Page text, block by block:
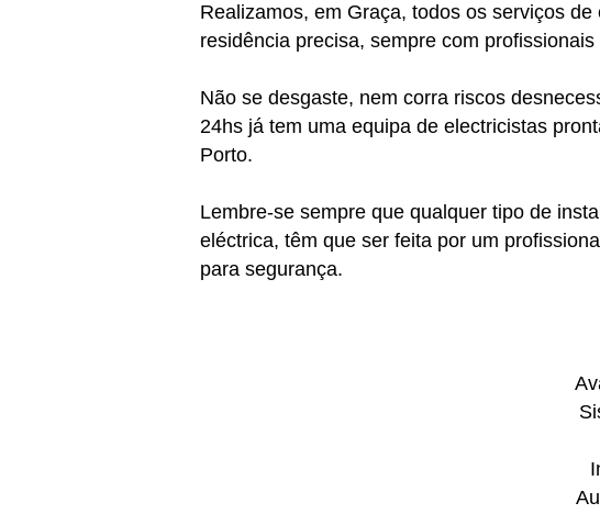
Realizamos, em Graça, todos os serviços
residência precisa, sempre com
Não se desgaste, nem corra riscos
24hs já tem uma equipa de electricistas
Porto.
Lembre-se sempre que qualquer tipo de
eléctrica, têm que ser feita por um
para segurança.